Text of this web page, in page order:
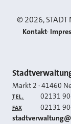
©2026,
Kontakt
Kontakt
Markt 2 ·41460
TEL. 02131
FAX 02131
E-MAIL